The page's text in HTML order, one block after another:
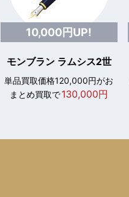
10,000円UP!
モンブラン ラムシス2世
単品買取価格120,000円がお
まとめ買取で130,000円